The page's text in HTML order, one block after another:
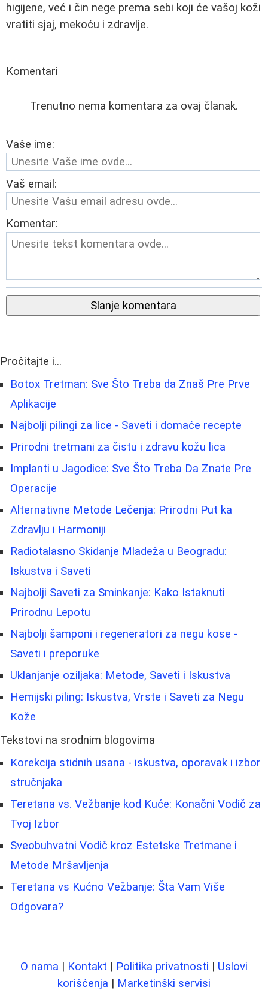
higijene, već i čin nege prema sebi koji će vašoj koži
vratiti sjaj, mekoću i zdravlje.
Komentari
Trenutno nema komentara za ovaj članak.
Vaše ime:
Vaš email:
Komentar:
Slanje komentara
Pročitajte i...
Botox Tretman: Sve Što Treba da Znaš Pre Prve
Aplikacije
Najbolji pilingi za lice - Saveti i domaće recepte
Prirodni tretmani za čistu i zdravu kožu lica
Implanti u Jagodice: Sve Što Treba Da Znate Pre
Operacije
Alternativne Metode Lečenja: Prirodni Put ka
Zdravlju i Harmoniji
Radiotalasno Skidanje Mladeža u Beogradu:
Iskustva i Saveti
Najbolji Saveti za Sminkanje: Kako Istaknuti
Prirodnu Lepotu
Najbolji šamponi i regeneratori za negu kose -
Saveti i preporuke
Uklanjanje oziljaka: Metode, Saveti i Iskustva
Hemijski piling: Iskustva, Vrste i Saveti za Negu
Kože
Tekstovi na srodnim blogovima
Korekcija stidnih usana - iskustva, oporavak i izbor
stručnjaka
Teretana vs. Vežbanje kod Kuće: Konačni Vodič za
Tvoj Izbor
Sveobuhvatni Vodič kroz Estetske Tretmane i
Metode Mršavljenja
Teretana vs Kućno Vežbanje: Šta Vam Više
Odgovara?
O nama | Kontakt | Politika privatnosti | Uslovi
korišćenja | Marketinški servisi